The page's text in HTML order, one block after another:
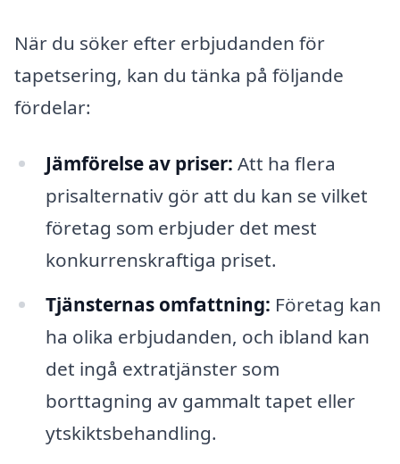
När du söker efter erbjudanden för
tapetsering, kan du tänka på följande
fördelar:
Jämförelse av priser: Att ha flera
prisalternativ gör att du kan se vilket
företag som erbjuder det mest
konkurrenskraftiga priset.
Tjänsternas omfattning: Företag kan
ha olika erbjudanden, och ibland kan
det ingå extratjänster som
borttagning av gammalt tapet eller
ytskiktsbehandling.